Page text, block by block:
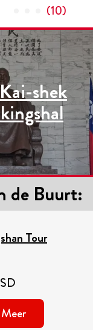
(10)
shek
de Buurt:
Tour